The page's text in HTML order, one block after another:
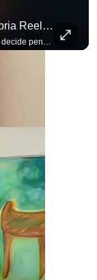
Um Presidente Que Não Disputa A Própria Reeleição Decide Pensando Em Quem Vem Depois.